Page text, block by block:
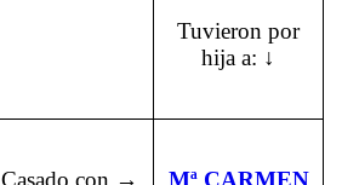
Tuvieron por
hija a: ↓
Casado con →
Mª CARMEN